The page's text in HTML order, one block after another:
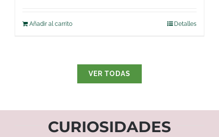
Añadir al carrito Detalles
VER TODAS
CURIOSIDADES